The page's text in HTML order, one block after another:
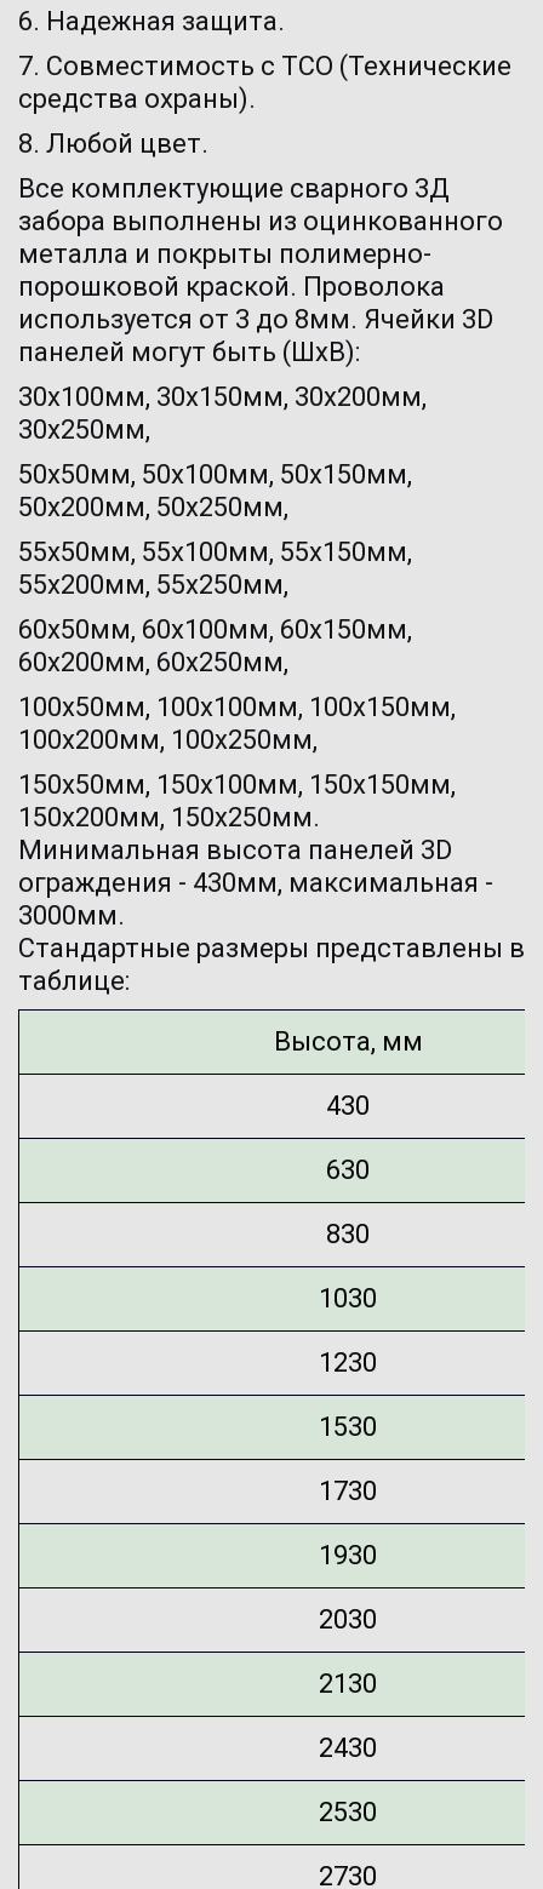
6. Надежная защита.
7. Совместимость с ТСО (Технические
средства охраны).
8. Любой цвет.
Все комплектующие сварного 3Д
забора выполнены из оцинкованного
металла и покрыты полимерно-
порошковой краской. Проволока
используется от 3 до 8мм. Ячейки 3D
панелей могут быть (ШхВ):
30х100мм, 30х150мм, 30х200мм,
30х250мм,
50х50мм, 50х100мм, 50х150мм,
50х200мм, 50х250мм,
55х50мм, 55х100мм, 55х150мм,
55х200мм, 55х250мм,
60х50мм, 60х100мм, 60х150мм,
60х200мм, 60х250мм,
100х50мм, 100х100мм, 100х150мм,
100х200мм, 100х250мм,
150х50мм, 150х100мм, 150х150мм,
150х200мм, 150х250мм.
Минимальная высота панелей 3D
ограждения - 430мм, максимальная -
3000мм.
Стандартные размеры представлены в
таблице:
Высота, мм
430
630
830
1030
1230
1530
1730
1930
2030
2130
2430
2530
2730